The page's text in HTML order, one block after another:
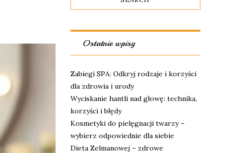
Ostatnie wpisy
Zabiegi SPA: Odkryj rodzaje i korzyści
dla zdrowia i urody
Wyciskanie hantli nad głowę: technika,
korzyści i błędy
Kosmetyki do pielęgnacji twarzy –
wybierz odpowiednie dla siebie
Dieta Zelmanowej – zdrowe